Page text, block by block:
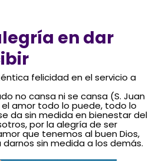
en dar
felicidad en el servicio a
no cansa ni se cansa (S. Juan
el amor todo lo puede, todo lo
da sin medida en bienestar del
por la alegría de ser
que tenemos al buen Dios,
sin medida a los demás.